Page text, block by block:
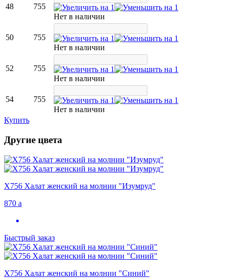
48
755
Нет в наличии
50
755
Нет в наличии
52
755
Нет в наличии
54
755
Нет в наличии
Купить
Другие цвета
Х756 Халат женский на молнии "Изумруд"
870 a
Быстрый заказ
Х756 Халат женский на молнии "Синий"